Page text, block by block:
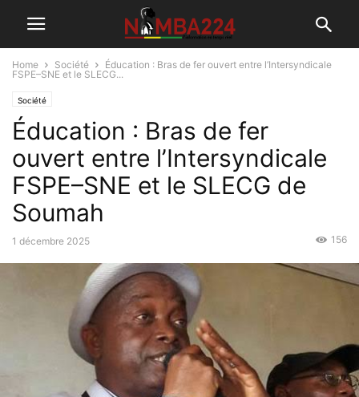
Home Société
Éducation : Bras de fer ouvert entre l’Intersyndicale
FSPE–SNE et le SLECG...
Société
Éducation : Bras de fer
ouvert entre l’Intersyndicale
FSPE–SNE et le SLECG de
Soumah
1 décembre 2025 156